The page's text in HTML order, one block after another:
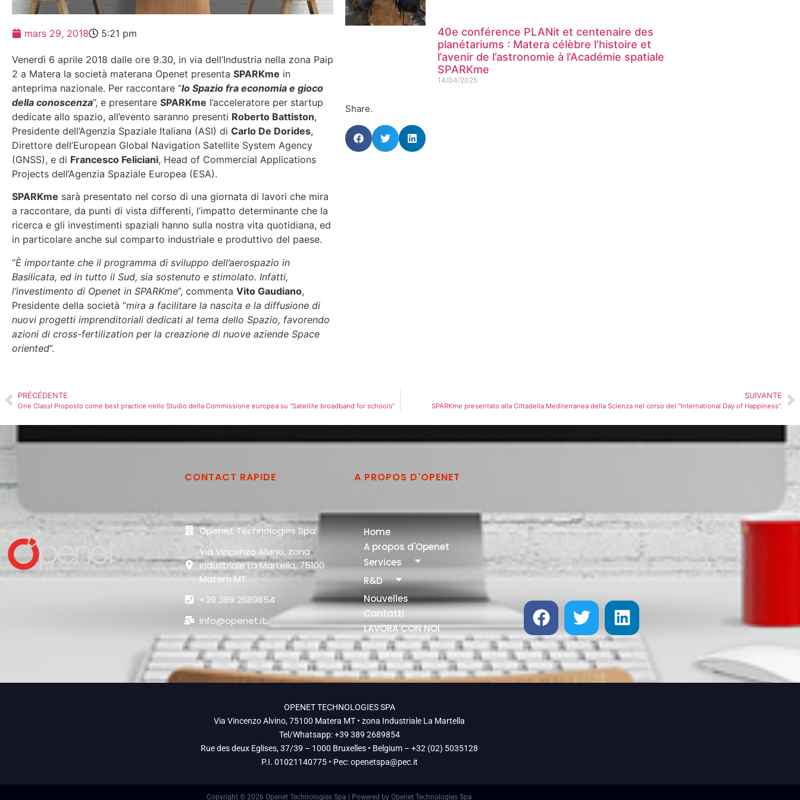
mars 29, 2018 5:21 pm
Venerdì 6 aprile 2018 dalle ore 9.30, in via dell’Industria nella zona Paip
2 a Matera la società materana Openet presenta SPARKme in
anteprima nazionale. Per raccontare “lo Spazio fra economia e gioco
della conoscenza”, e presentare SPARKme l’acceleratore per startup
dedicate allo spazio, all’evento saranno presenti Roberto Battiston,
Presidente dell’Agenzia Spaziale Italiana (ASI) di Carlo De Dorides,
Direttore dell’European Global Navigation Satellite System Agency
(GNSS), e di Francesco Feliciani, Head of Commercial Applications
Projects dell’Agenzia Spaziale Europea (ESA).
SPARKme sarà presentato nel corso di una giornata di lavori che mira
a raccontare, da punti di vista differenti, l’impatto determinante che la
ricerca e gli investimenti spaziali hanno sulla nostra vita quotidiana, ed
in particolare anche sul comparto industriale e produttivo del paese.
“È importante che il programma di sviluppo dell’aerospazio in
Basilicata, ed in tutto il Sud, sia sostenuto e stimolato. Infatti,
l’investimento di Openet in SPARKme”, commenta Vito Gaudiano,
Presidente della società “mira a facilitare la nascita e la diffusione di
nuovi progetti imprenditoriali dedicati al tema dello Spazio, favorendo
azioni di cross-fertilization per la creazione di nuove aziende Space
oriented”.
40e conférence PLANit et centenaire des
planétariums : Matera célèbre l’histoire et
l’avenir de l’astronomie à l’Académie spatiale
SPARKme
14/04/2025
Share.
PRÉCÉDENTE
One Class! Proposto come best practice nello Studio della Commissione europea su “Satellite broadband for schools”
SUIVANTE
SPARKme presentato alla Cittadella Mediterranea della Scienza nel corso del “International Day of Happiness”.
CONTACT RAPIDE
Openet Technologies Spa
Via Vincenzo Alvino, zona
Industriale La Martella, 75100
Matera MT
+39 389 2689854
info@openet.it
A PROPOS D'OPENET
Home
A propos d'Openet
Services
R&D
Nouvelles
Contatti
LAVORA CON NOI
OPENET TECHNOLOGIES SPA
Via Vincenzo Alvino, 75100 Matera MT • zona Industriale La Martella
Tel/Whatsapp: +39 389 2689854
Rue des deux Eglises, 37/39 – 1000 Bruxelles • Belgium – +32 (02) 5035128
P.I. 01021140775 • Pec:openetspa@pec.it
Copyright © 2026 Openet Technologies Spa | Powered by Openet Technologies Spa